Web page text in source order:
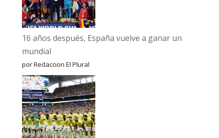
16 años después, España vuelve a ganar un
mundial
por Redaccion El Plural